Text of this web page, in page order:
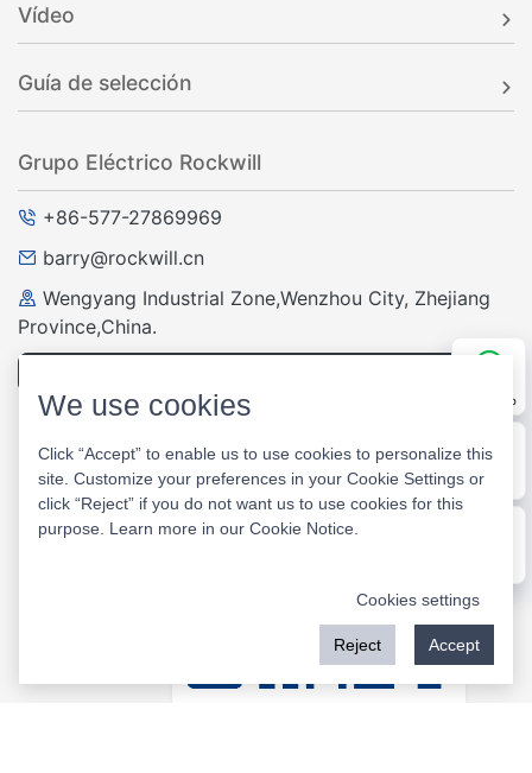
Vídeo
Guía de selección
Grupo Eléctrico Rockwill
+86-577-27869969
barry@rockwill.cn
Wengyang Industrial Zone,Wenzhou City, Zhejiang
Province,China.
WeChat
WhatsApp
E-mail
We use cookies
Click “Accept” to enable us to use cookies to personalize this
site. Customize your preferences in your Cookie Settings or
click “Reject” if you do not want us to use cookies for this
purpose. Learn more in our Cookie Notice
Cookies settings
Reject Accept